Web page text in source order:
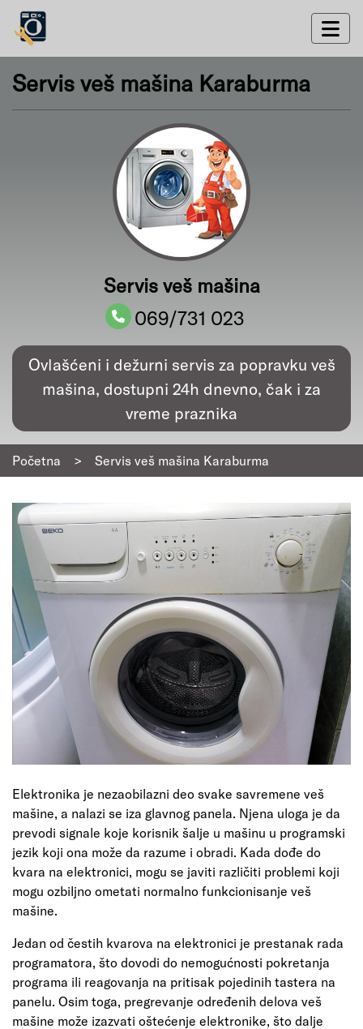
Servis veš mašina Karaburma
Servis veš mašina
069/731 023
Ovlašćeni i dežurni servis za popravku veš
mašina, dostupni 24h dnevno, čak i za
vreme praznika
Početna > Servis veš mašina Karaburma
Elektronika je nezaobilazni deo svake savremene veš
mašine, a nalazi se iza glavnog panela. Njena uloga je da
prevodi signale koje korisnik šalje u mašinu u programski
jezik koji ona može da razume i obradi. Kada dođe do
kvara na elektronici, mogu se javiti različiti problemi koji
mogu ozbiljno ometati normalno funkcionisanje veš
mašine.
Jedan od čestih kvarova na elektronici je prestanak rada
programatora, što dovodi do nemogućnosti pokretanja
programa ili reagovanja na pritisak pojedinih tastera na
panelu. Osim toga, pregrevanje određenih delova veš
mašine može izazvati oštećenje elektronike, što dalje